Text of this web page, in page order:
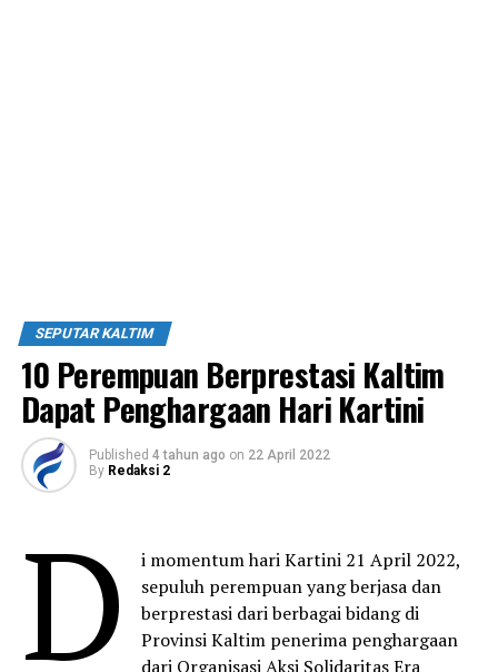
SEPUTAR KALTIM
10 Perempuan Berprestasi Kaltim
Dapat Penghargaan Hari Kartini
Published 4 tahun ago on 22 April 2022
By Redaksi 2
D
i momentum hari Kartini 21 April 2022,
sepuluh perempuan yang berjasa dan
berprestasi dari berbagai bidang di
Provinsi Kaltim penerima penghargaan
dari Organisasi Aksi Solidaritas Era